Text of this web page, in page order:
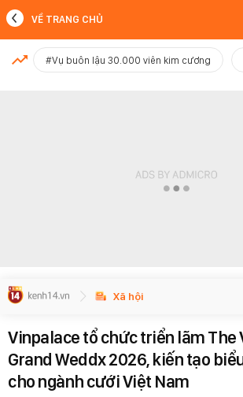
MỚI NHẤT
VỀ TRANG CHỦ
#Vụ buôn lậu 30.000 viên kim cương
Xã hội
Vinpalace tổ chức triển lãm The
Grand Weddx 2026, kiến tạo
cho ngành cưới Việt Nam